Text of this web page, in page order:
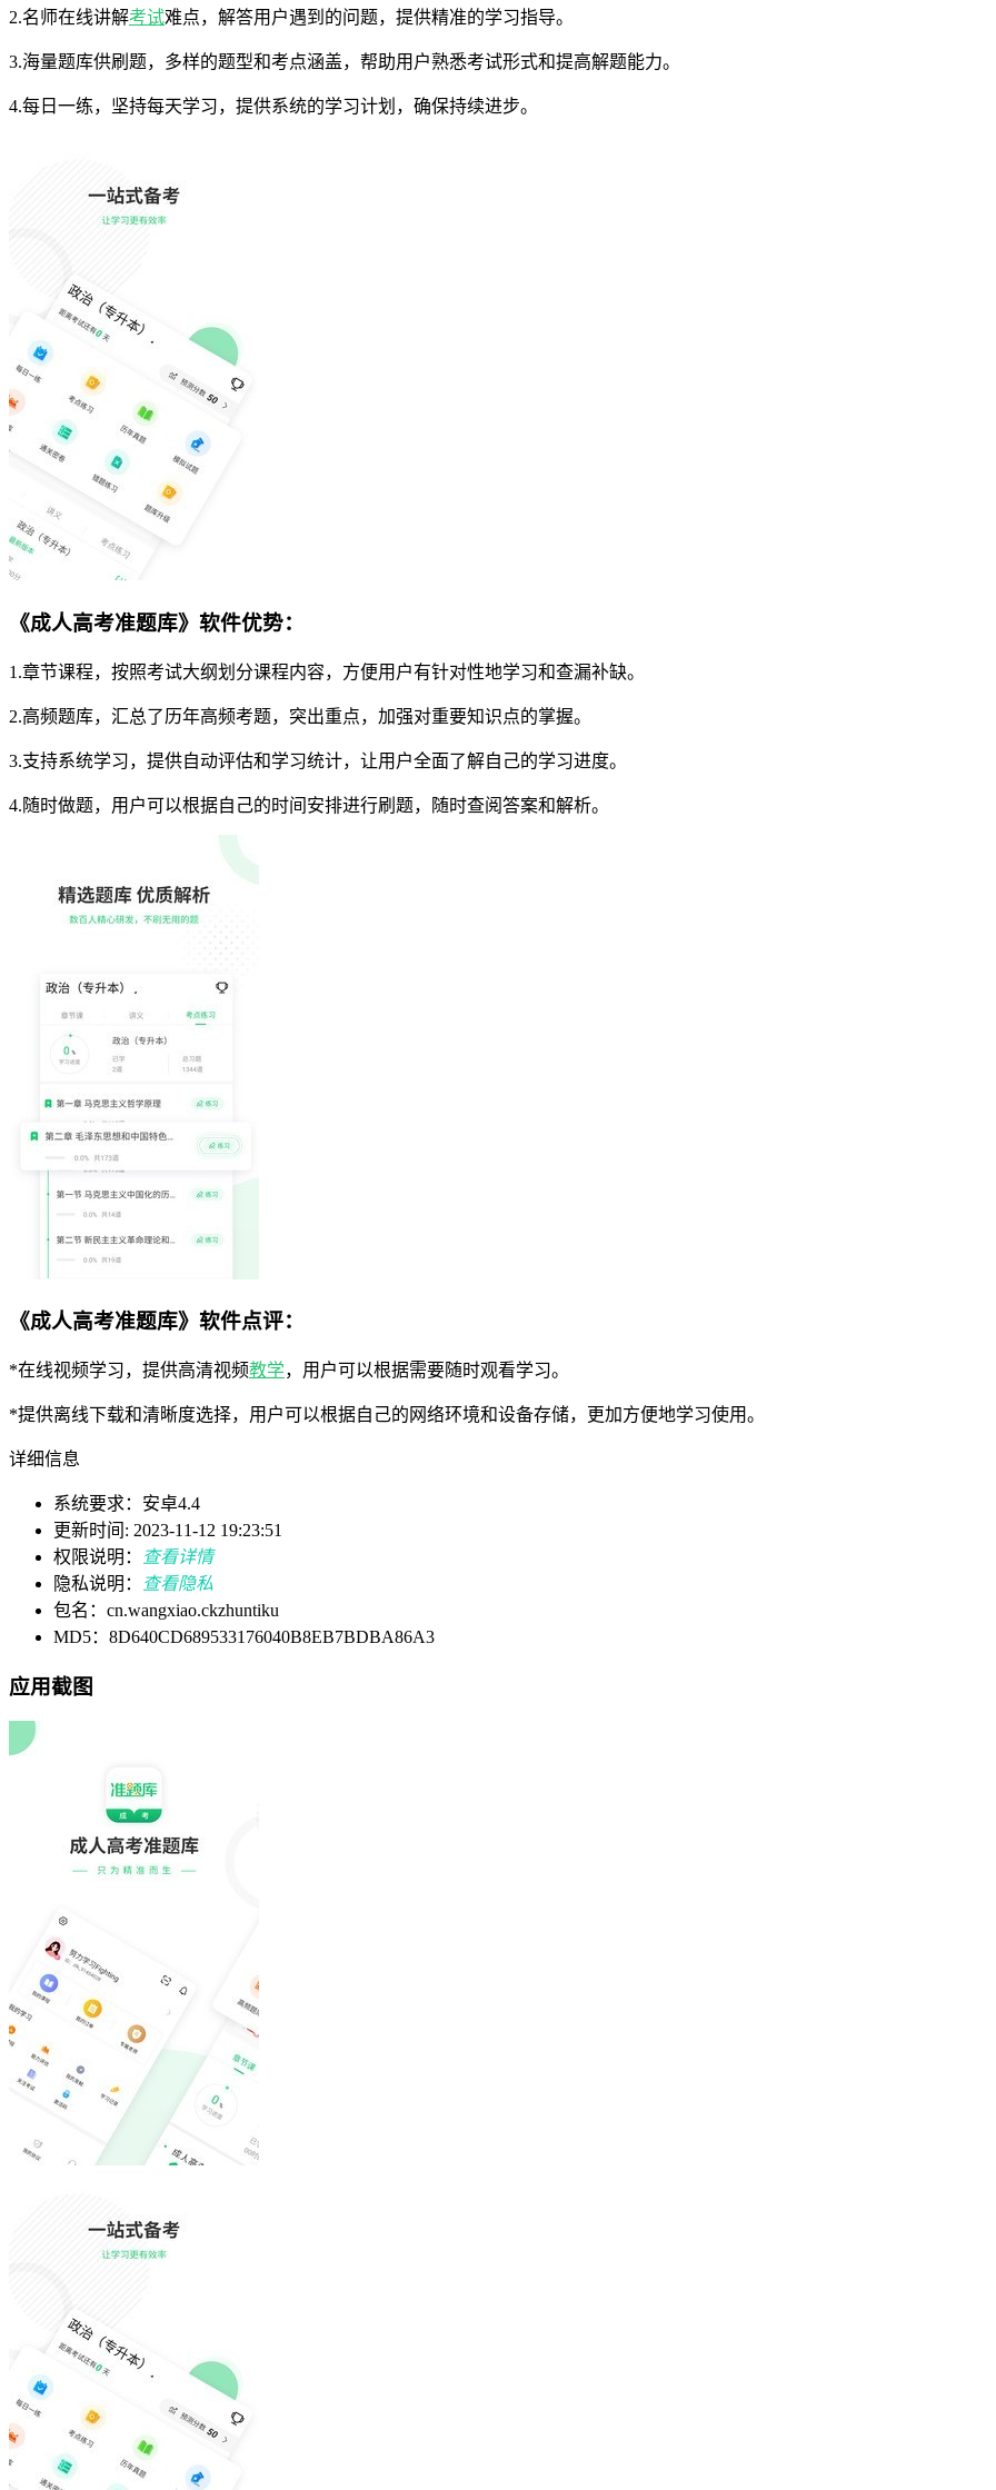
2.名师在线讲解考试难点，解答用户遇到的问题，提供精准的学习指导。
3.海量题库供刷题，多样的题型和考点涵盖，帮助用户熟悉考试形式和提高解题能力。
4.每日一练，坚持每天学习，提供系统的学习计划，确保持续进步。
《成人高考准题库》软件优势：
1.章节课程，按照考试大纲划分课程内容，方便用户有针对性地学习和查漏补缺。
2.高频题库，汇总了历年高频考题，突出重点，加强对重要知识点的掌握。
3.支持系统学习，提供自动评估和学习统计，让用户全面了解自己的学习进度。
4.随时做题，用户可以根据自己的时间安排进行刷题，随时查阅答案和解析。
《成人高考准题库》软件点评：
*在线视频学习，提供高清视频教学，用户可以根据需要随时观看学习。
*提供离线下载和清晰度选择，用户可以根据自己的网络环境和设备存储，更加方便地学习使用。
详细信息
系统要求：安卓4.4
更新时间: 2023-11-12 19:23:51
权限说明：
查看详情
隐私说明：
查看隐私
包名：cn.wangxiao.ckzhuntiku
MD5：8D640CD689533176040B8EB7BDBA86A3
应用截图